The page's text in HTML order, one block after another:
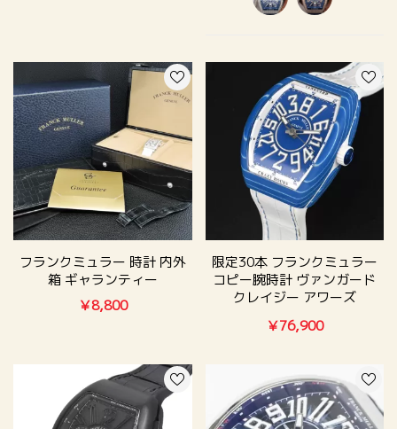
フランクミュラー 時計 内外
箱 ギャランティー
￥8,800
限定30本 フランクミュラー
コピー腕時計 ヴァンガード
クレイジー アワーズ
V45CHJBL GFBLBCB
￥76,900